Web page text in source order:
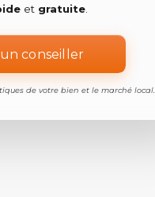
et gratuite.
conseiller
de votre bien et le marché local.